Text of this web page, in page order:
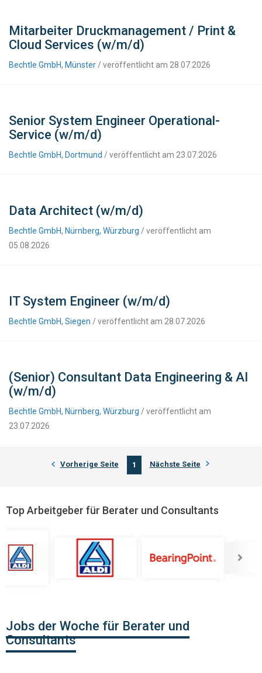
Mitarbeiter Druckmanagement / Print &
Cloud Services (w/m/d)
Bechtle GmbH, Münster / veröffentlicht am 28.07.2026
Senior System Engineer Operational-
Service (w/m/d)
Bechtle GmbH, Dortmund / veröffentlicht am 23.07.2026
Data Architect (w/m/d)
Bechtle GmbH, Nürnberg, Würzburg / veröffentlicht am
05.08.2026
IT System Engineer (w/m/d)
Bechtle GmbH, Siegen / veröffentlicht am 28.07.2026
(Senior) Consultant Data Engineering & AI
(w/m/d)
Bechtle GmbH, Nürnberg, Würzburg / veröffentlicht am
23.07.2026
Vorherige Seite 1 Nächste Seite
Top Arbeitgeber für Berater und Consultants
Jobs der Woche für Berater und
Consultants